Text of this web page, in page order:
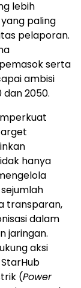
lebih
paling
pelaporan.
serta
ambisi
dan 2050.
hanya
transparan,
dalam
jaringan.
aksi
(Power